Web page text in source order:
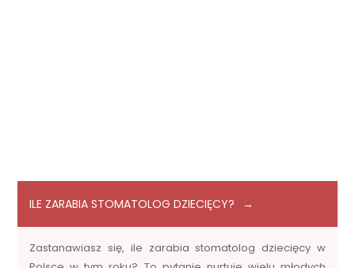
ILE ZARABIA STOMATOLOG DZIECIĘCY?
Zastanawiasz się, ile zarabia stomatolog dziecięcy w